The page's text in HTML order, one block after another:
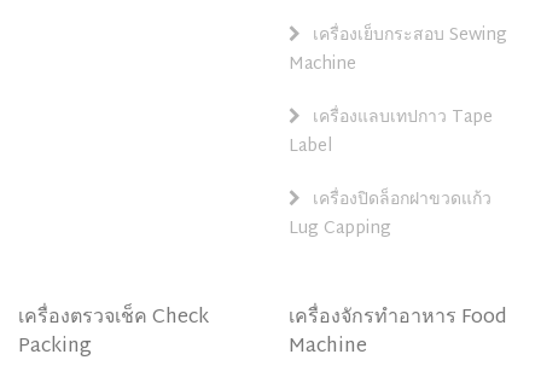
เครื่องเย็บกระสอบ Sewing
Machine
เครื่องแลบเทปกาว Tape
Label
เครื่องปิดล็อกฝาขวดแก้ว
Lug Capping
เครื่องตรวจเช็ค Check
Packing
เครื่องจักรทำอาหาร Food
Machine